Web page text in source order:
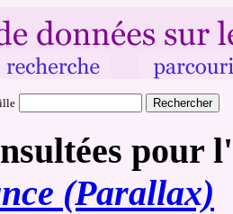
(Parallax)